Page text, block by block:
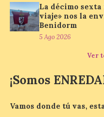
en la
junto al
y, como
Leaders Lounge, dos
para los ciclistas. El
Vuelta discurrirá junto a 17
total del 12 de
Dónde alojarse y
La décimo
viaje» nos la
Benidorm
5 Ago 2026
Ver
¡Somos
Vamos donde tú vas,